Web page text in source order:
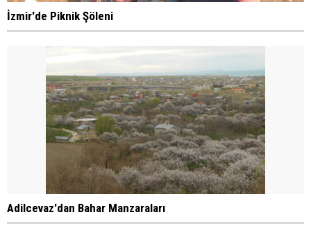
İzmir'de Piknik Şöleni
Adilcevaz'dan Bahar Manzaraları